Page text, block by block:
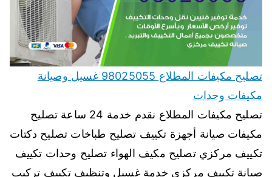
تصليح مكيفات المطلاع 98025055 غسيل وصيانة
مكيفات وحدات
تصليح مكيفات المطلاع نقدم خدمة 24 ساعة تصليح
مكيفات صيانة أجهزة تكييف تصليح طباخات تصليح دكتات
تكييف مركزي تصليح مكيف الهواء تصليح وحدات تكييف
صيانة تكييف مركزي خدمة غسيل وتنظيف تكييف تركيب